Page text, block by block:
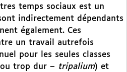
temps sociaux est un
indirectement dépendants
également. Ces
un travail autrefois
pour les seules classes
trop dur – tripalium) et